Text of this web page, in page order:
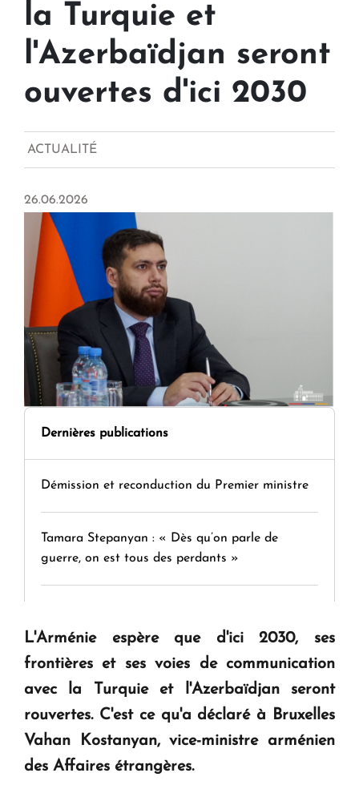
la Turquie et
l'Azerbaïdjan seront
ouvertes d'ici 2030
ACTUALITÉ
26.06.2026
Dernières publications
Démission et reconduction du Premier ministre
Tamara Stepanyan : « Dès qu’on parle de
guerre, on est tous des perdants »
question d'un référendum ne se pose pas. "
KASA : 30 ans d'audace, de résilience et d'avenir
en Arménie
Le premier hôtel Hyatt Regency d'Arménie
ouvrira ses portes à Dilijan
L'Arménie espère que d'ici 2030, ses
frontières et ses voies de communication
avec la Turquie et l'Azerbaïdjan seront
rouvertes. C'est ce qu'a déclaré à Bruxelles
Vahan Kostanyan, vice-ministre arménien
des Affaires étrangères.